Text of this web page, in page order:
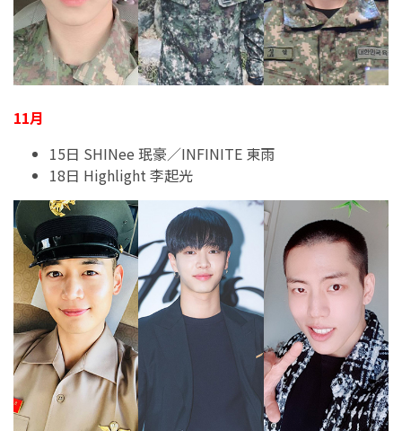
11月
15日 SHINee 珉豪／INFINITE 東雨
18日 Highlight 李起光